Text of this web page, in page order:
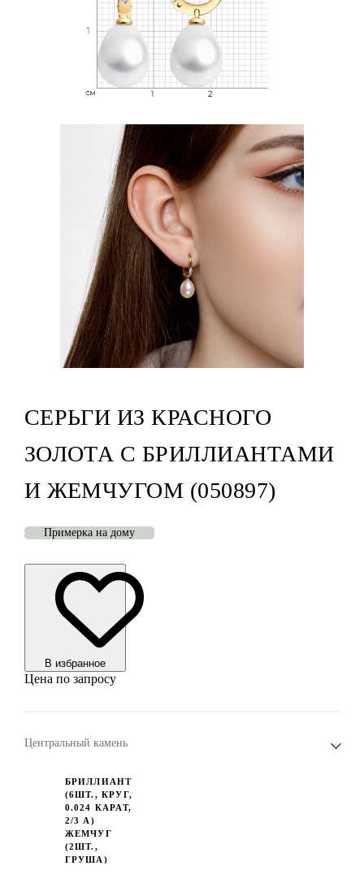
СЕРЬГИ ИЗ КРАСНОГО
ЗОЛОТА С БРИЛЛИАНТАМИ
И ЖЕМЧУГОМ (050897)
Примерка на дому
В избранноe
Цена по запросу
Центральный камень
БРИЛЛИАНТ
(6ШТ., КРУГ,
0.024 КАРАТ,
2/3 А)
ЖЕМЧУГ
(2ШТ.,
ГРУША)